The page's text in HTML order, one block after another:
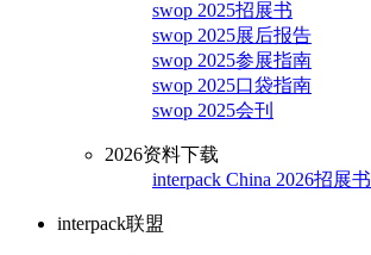
swop 2025招展书
swop 2025展后报告
swop 2025参展指南
swop 2025口袋指南
swop 2025会刊
2026资料下载
interpack China 2026招展书
interpack联盟